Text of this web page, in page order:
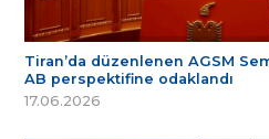
Tiran’da düzenlenen AGSM
AB perspektifine odaklandı
17.06.2026